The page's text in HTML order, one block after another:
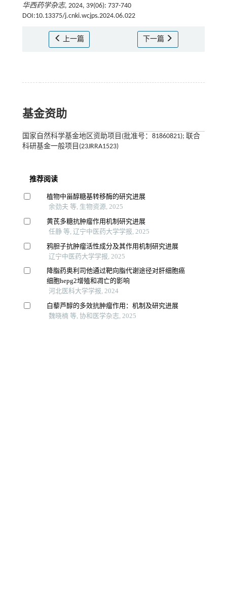
华西药学杂志, 2024, 39(06): 737-740
DOI:10.13375/j.cnki.wcjps.2024.06.022
上一篇 下一篇
基金资助
国家自然科学基金地区资助项目(批准号：81860821); 联合
科研基金一般项目(23JRRA1523)